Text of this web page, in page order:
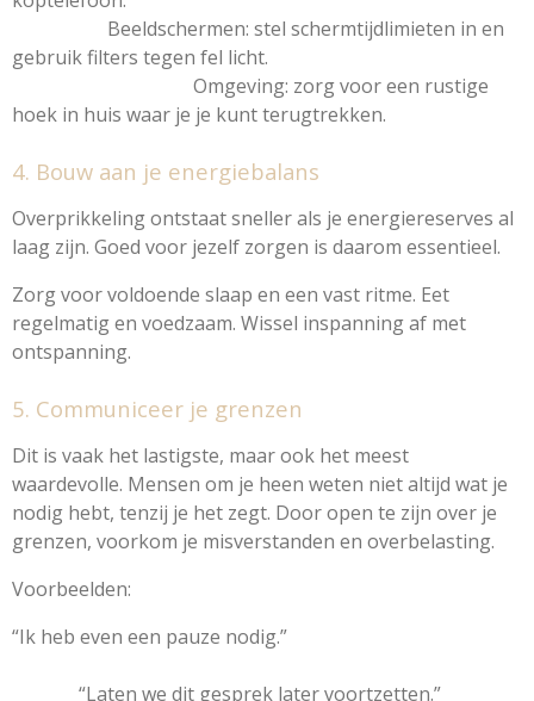
Beeldschermen: stel schermtijdlimieten in en
gebruik filters tegen fel licht.
Omgeving: zorg voor een rustige
hoek in huis waar je je kunt terugtrekken.
4. Bouw aan je energiebalans
Overprikkeling ontstaat sneller als je energiereserves al
laag zijn. Goed voor jezelf zorgen is daarom essentieel.
Zorg voor voldoende slaap en een vast ritme. Eet
regelmatig en voedzaam. Wissel inspanning af met
ontspanning.
5. Communiceer je grenzen
Dit is vaak het lastigste, maar ook het meest
waardevolle. Mensen om je heen weten niet altijd wat je
nodig hebt, tenzij je het zegt. Door open te zijn over je
grenzen, voorkom je misverstanden en overbelasting.
Voorbeelden:
“Ik heb even een pauze nodig.”
“Laten we dit gesprek later voortzetten.”